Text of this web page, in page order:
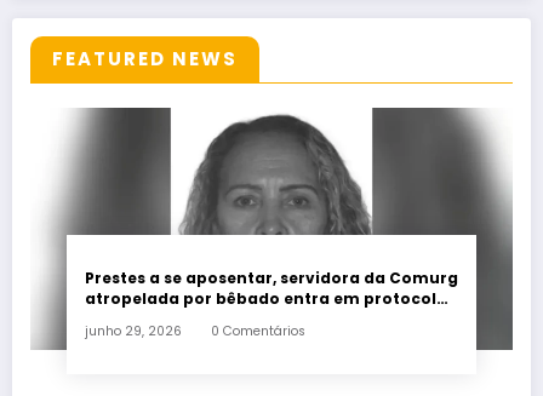
FEATURED NEWS
Prestes a se aposentar, servidora da Comurg
atropelada por bêbado entra em protocolo
junho 29, 2026 0 Comentários